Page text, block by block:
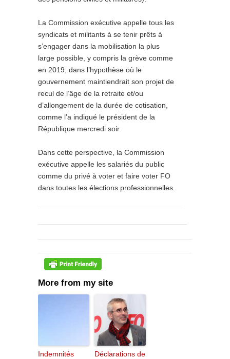
La Commission exécutive appelle tous les
syndicats et militants à se tenir prêts à
s’engager dans la mobilisation la plus
large possible, y compris la grève comme
en 2019, dans l’hypothèse où le
gouvernement maintiendrait son projet de
recul de l’âge de la retraite et/ou
d’allongement de la durée de cotisation,
comme l’a indiqué le président de la
République mercredi soir.
Dans cette perspective, la Commission
exécutive appelle les salariés du public
comme du privé à voter et faire voter FO
dans toutes les élections professionnelles.
More from my site
Indemnités
Déclarations de